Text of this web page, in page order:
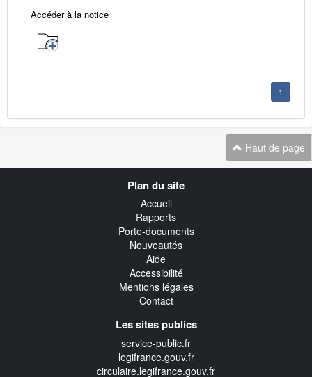
Accéder à la notice
1
Haut de page
Plan du site
Accueil
Rapports
Porte-documents
Nouveautés
Aide
Accessibilité
Mentions légales
Contact
Les sites publics
service-public.fr
legifrance.gouv.fr
circulaire.legifrance.gouv.fr